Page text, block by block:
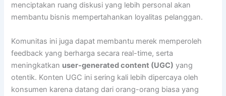
menciptakan ruang diskusi yang lebih personal akan
membantu bisnis mempertahankan loyalitas pelanggan.
Komunitas ini juga dapat membantu merek memperoleh
feedback yang berharga secara real-time, serta
meningkatkan user-generated content (UGC) yang
otentik. Konten UGC ini sering kali lebih dipercaya oleh
konsumen karena datang dari orang-orang biasa yang